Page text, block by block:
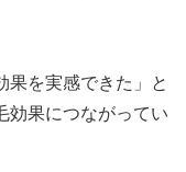
果を実感できた」と
効果につながってい